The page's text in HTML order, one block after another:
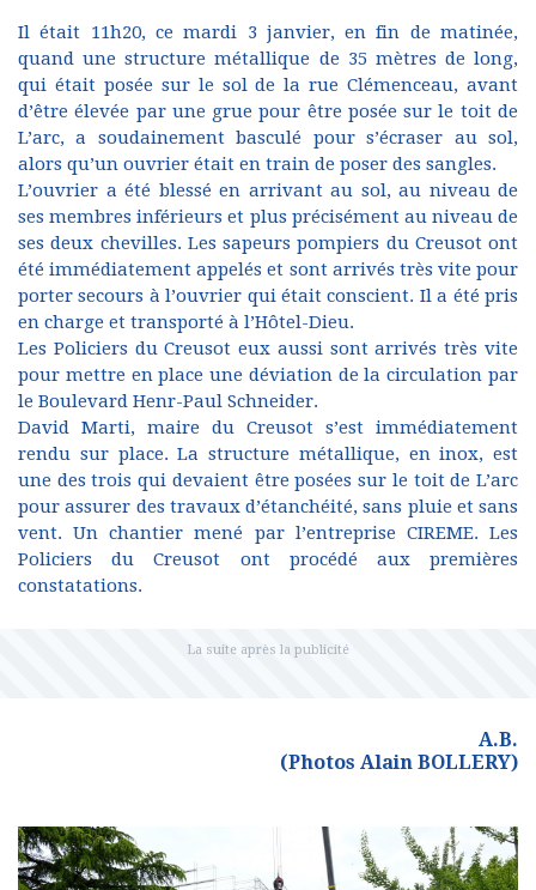
Il était 11h20, ce mardi 3 janvier, en fin de matinée,
quand une structure métallique de 35 mètres de long,
qui était posée sur le sol de la rue Clémenceau, avant
d’être élevée par une grue pour être posée sur le toit de
L’arc, a soudainement basculé pour s’écraser au sol,
alors qu’un ouvrier était en train de poser des sangles.
L’ouvrier a été blessé en arrivant au sol, au niveau de
ses membres inférieurs et plus précisément au niveau de
ses deux chevilles. Les sapeurs pompiers du Creusot ont
été immédiatement appelés et sont arrivés très vite pour
porter secours à l’ouvrier qui était conscient. Il a été pris
en charge et transporté à l’Hôtel-Dieu.
Les Policiers du Creusot eux aussi sont arrivés très vite
pour mettre en place une déviation de la circulation par
le Boulevard Henr-Paul Schneider.
David Marti, maire du Creusot s’est immédiatement
rendu sur place. La structure métallique, en inox, est
une des trois qui devaient être posées sur le toit de L’arc
pour assurer des travaux d’étanchéité, sans pluie et sans
vent. Un chantier mené par l’entreprise CIREME. Les
Policiers du Creusot ont procédé aux premières
constatations.
A.B.
(Photos Alain BOLLERY)